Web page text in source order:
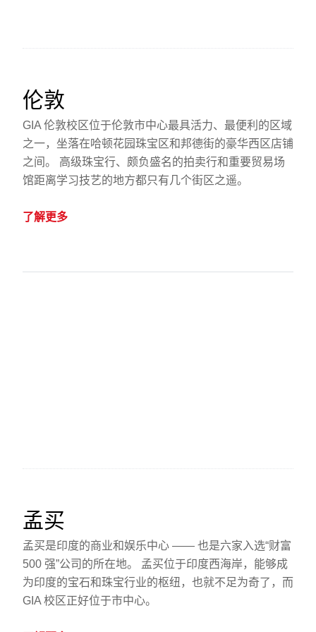
伦敦
GIA 伦敦校区位于伦敦市中心最具活力、最便利的区域
之一，坐落在哈顿花园珠宝区和邦德街的豪华西区店铺
之间。 高级珠宝行、颇负盛名的拍卖行和重要贸易场
馆距离学习技艺的地方都只有几个街区之遥。
了解更多
孟买
孟买是印度的商业和娱乐中心 —— 也是六家入选“财富
500 强”公司的所在地。 孟买位于印度西海岸，能够成
为印度的宝石和珠宝行业的枢纽，也就不足为奇了，而
GIA 校区正好位于市中心。